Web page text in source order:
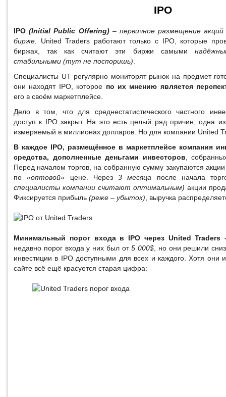
IPO
IPO(Initial Public Offering)– первичное размещение акций
бирже.
United Traders работают только с IPO, которые
биржах, так как считают эти биржи самыми
стабильными (тут не поспоришь)
Специалисты UT регулярно мониторят рынок на предмет
они находят IPO, которое по их мнению является
его в своём маркетплейсе.
Дело в том, что для среднестатистического частного
доступ к IPO закрыт. На это есть целый ряд причин, одна
измеряемый в миллионах долларов. Но для компании United
В каждое IPO, размещённое в маркетплейсе компания
средства, дополненные деньгами инвесторов ,
Перед началом торгов, на собранную сумму закупаются
по«оптовой» цене. Через3 месяца после начала
специалисты компании считают оптимальным) акции
Фиксируется прибыль (реже – убыток) , выручка
Минимальный порог входа в IPO через United
недавно порог входа у них был от5 000$ , но они решили
инвестиции в IPO доступными для всех и каждого. Хотя они
сайте всё ещё красуется старая цифра: